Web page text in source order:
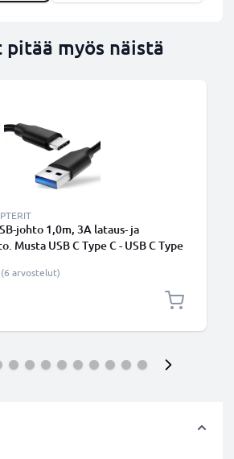
pitää myös näistä
johto 1,0m, 3A lataus- ja
Musta USB C Type C - USB C Type
(6 arvostelut)